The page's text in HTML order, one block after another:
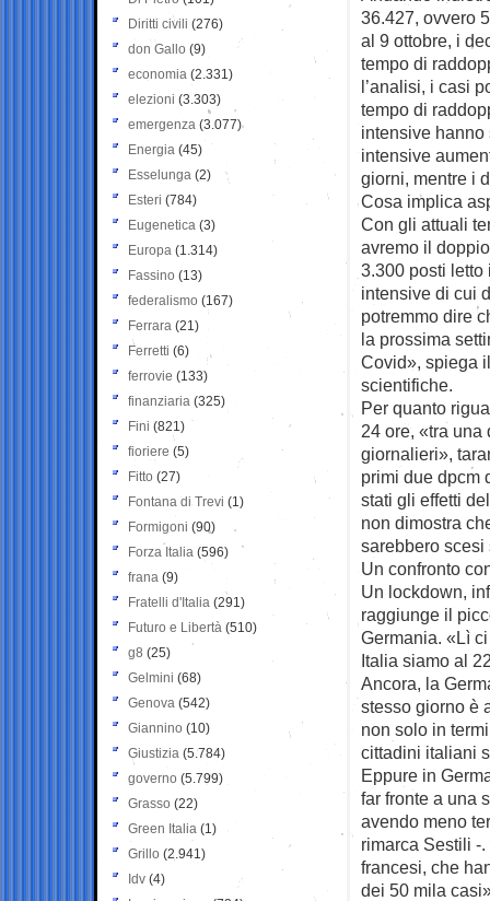
36.427, ovvero
al 9 ottobre, i
tempo di
l’analisi, i casi
tempo di
intensive hanno
intensive
giorni, mentre i
Cosa implica
Con gli attuali
avremo il
3.300 posti letto
intensive di cui
potremmo dire
la prossima
Covid», spiega
scientifiche.
Per quanto
24 ore, «tra
giornalieri»,
primi due dpcm
stati gli effetti
non dimostra
sarebbero
Un confronto
Un lockdown,
raggiunge il
Germania. «Lì
Italia siamo al
Ancora, la
stesso giorno è
non solo in
cittadini italiani
Eppure in
far fronte a una
avendo meno
rimarca Sestili -
francesi, che
dei 50 mila
Diritti civili (276)
don Gallo (9)
economia (2.331)
elezioni (3.303)
emergenza (3.077)
Energia (45)
Esselunga (2)
Esteri (784)
Eugenetica (3)
Europa (1.314)
Fassino (13)
federalismo (167)
Ferrara (21)
Ferretti (6)
ferrovie (133)
finanziaria (325)
Fini (821)
fioriere (5)
Fitto (27)
Fontana di Trevi (1)
Formigoni (90)
Forza Italia (596)
frana (9)
Fratelli d'Italia (291)
Futuro e Libertà (510)
g8 (25)
Gelmini (68)
Genova (542)
Giannino (10)
Giustizia (5.784)
governo (5.799)
Grasso (22)
Green Italia (1)
Grillo (2.941)
Idv (4)